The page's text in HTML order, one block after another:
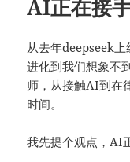
AI正在接
从去年deepseek
进化到我们想象不
师，从接触AI到在
时间。
我先提个观点，AI